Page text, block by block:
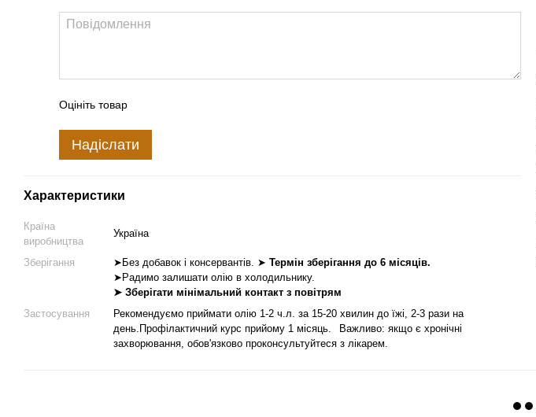
Оцініть товар
Надіслати
Характеристики
Країна
виробництва
Україна
Зберігання ➤Без добавок і консервантів. ➤ Термін зберігання до 6 місяців.
➤Радимо залишати олію в холодильнику.
➤ Зберігати мінімальний контакт з повітрям
Застосування
Рекомендуємо приймати олію 1-2 ч.л. за 15-20 хвилин до їжі, 2-3 рази на
день.Профілактичний курс прийому 1 місяць.⠀Важливо: якщо є хронічні
захворювання, обов'язково проконсультуйтеся з лікарем.